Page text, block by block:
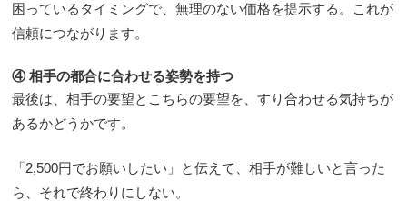
困っているタイミングで、無理のない価格を提示する。これが
信頼につながります。
④ 相手の都合に合わせる姿勢を持つ
最後は、相手の要望とこちらの要望を、すり合わせる気持ちが
あるかどうかです。
「2,500円でお願いしたい」と伝えて、相手が難しいと言った
ら、それで終わりにしない。